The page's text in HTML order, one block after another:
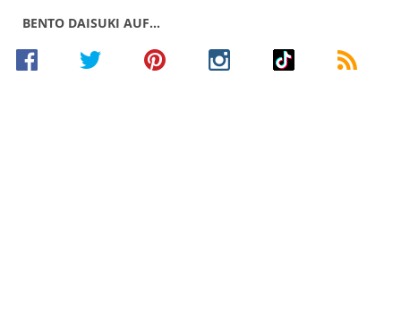
BENTO DAISUKI AUF…